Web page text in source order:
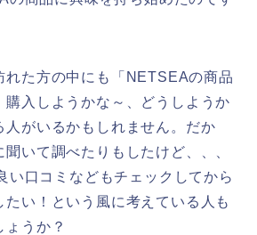
れた方の中にも「NETSEAの商品
購入しようかな～、どうしようか
人がいるかもしれません。だか
いて調べたりもしたけど、、、
い口コミなどもチェックしてから
い！という風に考えている人も
ょうか？